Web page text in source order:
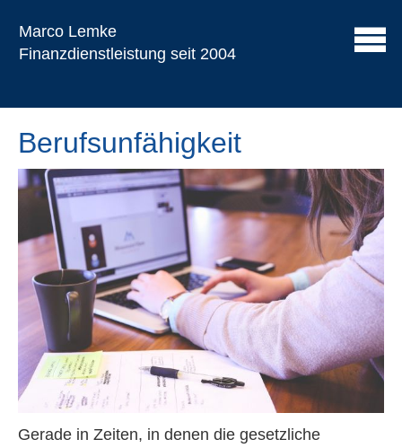
Marco Lemke
Finanzdienstleistung seit 2004
Berufs­unfähig­keit
Gerade in Zeiten, in denen die gesetzliche